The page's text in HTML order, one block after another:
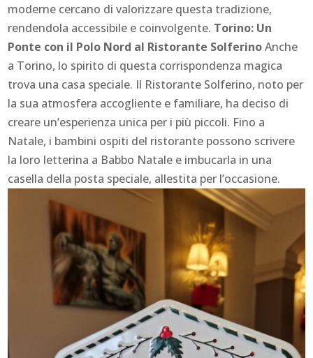
moderne cercano di valorizzare questa tradizione,
rendendola accessibile e coinvolgente. Torino: Un
Ponte con il Polo Nord al Ristorante SolferinoAnche
a Torino, lo spirito di questa corrispondenza magica
trova una casa speciale. Il Ristorante Solferino, noto per
la sua atmosfera accogliente e familiare, ha deciso di
creare un’esperienza unica per i più piccoli. Fino a
Natale, i bambini ospiti del ristorante possono scrivere
la loro letterina a Babbo Natale e imbucarla in una
casella della posta speciale, allestita per l’occasione.